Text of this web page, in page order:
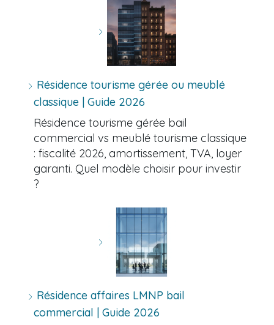
Résidence tourisme gérée ou meublé
classique | Guide 2026
Résidence tourisme gérée bail
commercial vs meublé tourisme classique
: fiscalité 2026, amortissement, TVA, loyer
garanti. Quel modèle choisir pour investir
?
Résidence affaires LMNP bail
commercial | Guide 2026